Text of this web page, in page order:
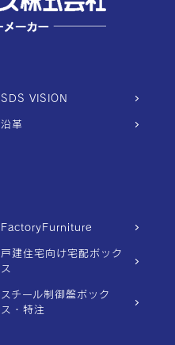
SDS VISION
沿革
FactoryFurniture
戸建住宅向け宅配ボック
ス
スチール制御盤ボック
ス・特注